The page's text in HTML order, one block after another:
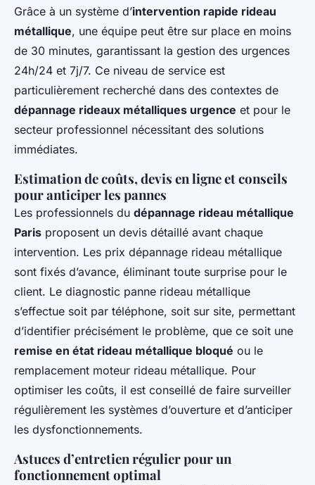
Grâce à un système d’intervention rapide rideau
métallique, une équipe peut être sur place en moins
de 30 minutes, garantissant la gestion des urgences
24h/24 et 7j/7. Ce niveau de service est
particulièrement recherché dans des contextes de
dépannage rideaux métalliques urgence et pour le
secteur professionnel nécessitant des solutions
immédiates.
Estimation de coûts, devis en ligne et conseils
pour anticiper les pannes
Les professionnels du dépannage rideau métallique
Paris proposent un devis détaillé avant chaque
intervention. Les prix dépannage rideau métallique
sont fixés d’avance, éliminant toute surprise pour le
client. Le diagnostic panne rideau métallique
s’effectue soit par téléphone, soit sur site, permettant
d’identifier précisément le problème, que ce soit une
remise en état rideau métallique bloqué ou le
remplacement moteur rideau métallique. Pour
optimiser les coûts, il est conseillé de faire surveiller
régulièrement les systèmes d’ouverture et d’anticiper
les dysfonctionnements.
Astuces d’entretien régulier pour un
fonctionnement optimal